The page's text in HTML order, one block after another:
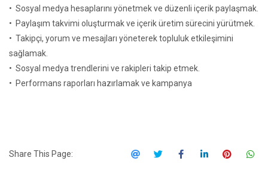
• Sosyal medya hesaplarını yönetmek ve düzenli içerik paylaşmak.
• Paylaşım takvimi oluşturmak ve içerik üretim sürecini yürütmek.
• Takipçi, yorum ve mesajları yöneterek topluluk etkileşimini
sağlamak.
• Sosyal medya trendlerini ve rakipleri takip etmek.
• Performans raporları hazırlamak ve kampanya
Share This Page: